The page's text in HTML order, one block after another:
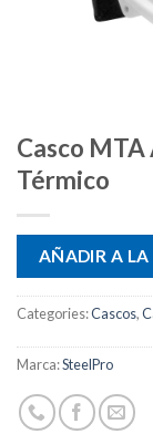
Casco
Térmico
AÑADIR A
Categories:Cascos,
Marca:SteelPro